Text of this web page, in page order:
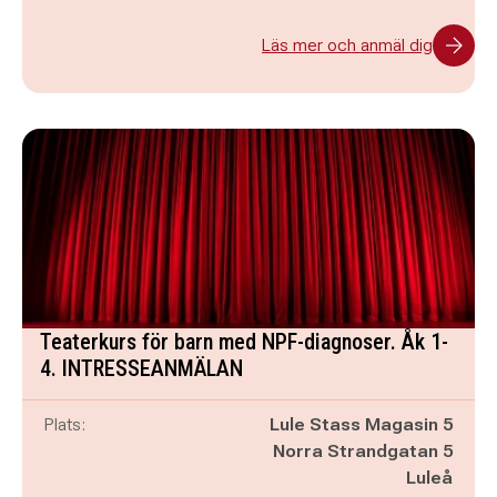
Läs mer och anmäl dig
Teaterkurs för barn med NPF-diagnoser. Åk 1-
4. INTRESSEANMÄLAN
Plats:
Lule Stass Magasin 5
Norra Strandgatan 5
Luleå